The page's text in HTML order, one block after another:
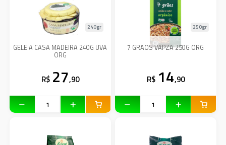
GELEIA CASA MADEIRA 240G UVA
ORG
240gr
R$ 27,90
7 GRAOS VAPZA 250G ORG
250gr
R$ 14,90